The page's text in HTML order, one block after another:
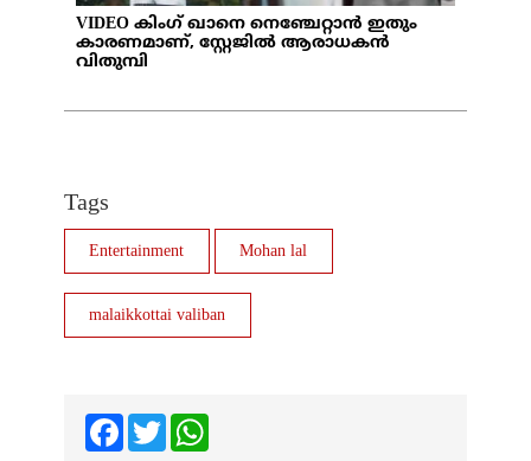
VIDEO കിംഗ് ഖാനെ നെഞ്ചേറ്റാന്‍ ഇതും
കാരണമാണ്, സ്റ്റേജില്‍ ആരാധകന്‍
വിതുമ്പി
Tags
Entertainment Mohan lal
malaikkottai valiban
FacebookTwitter